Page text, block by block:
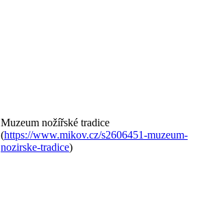
Muzeum nožířské tradice
(https://www.mikov.cz/s2606451-muzeum-
nozirske-tradice)